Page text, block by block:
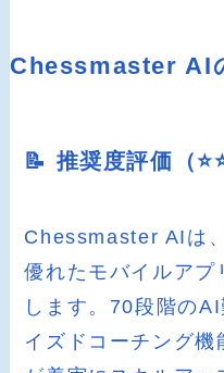
Chessmaster AI
📝 推奨度評価（
Chessmaster AIは
優れたモバイルアプ
します。70段階の
イズドコーチング